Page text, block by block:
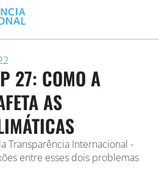
27: COMO A
AS
Transparência Internacional -
entre esses dois problemas